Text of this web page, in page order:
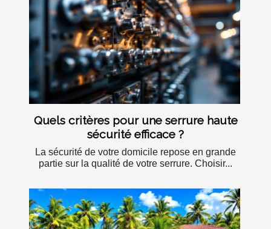
Quels critères pour une serrure haute
sécurité efficace ?
La sécurité de votre domicile repose en grande
partie sur la qualité de votre serrure. Choisir...